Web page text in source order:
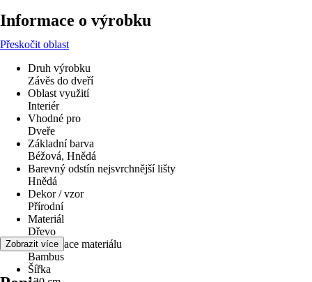
Informace o výrobku
Přeskočit oblast
Druh výrobku
Závěs do dveří
Oblast využití
Interiér
Vhodné pro
Dveře
Základní barva
Béžová, Hnědá
Barevný odstín nejsvrchnější lišty
Hnědá
Dekor / vzor
Přírodní
Materiál
Dřevo
Specifikace materiálu
Bambus
Šířka
Zobrazit více